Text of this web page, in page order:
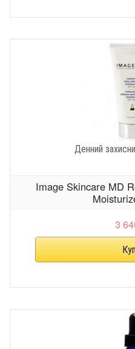
Денний
Image Skincare MD
3